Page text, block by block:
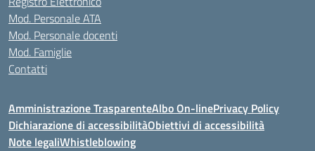
Mod. Personale ATA
Mod. Personale docenti
Mod. Famiglie
Contatti
Amministrazione TrasparenteAlbo On-linePrivacy Policy
Dichiarazione di accessibilitàObiettivi di accessibilità
Note legaliWhistleblowing